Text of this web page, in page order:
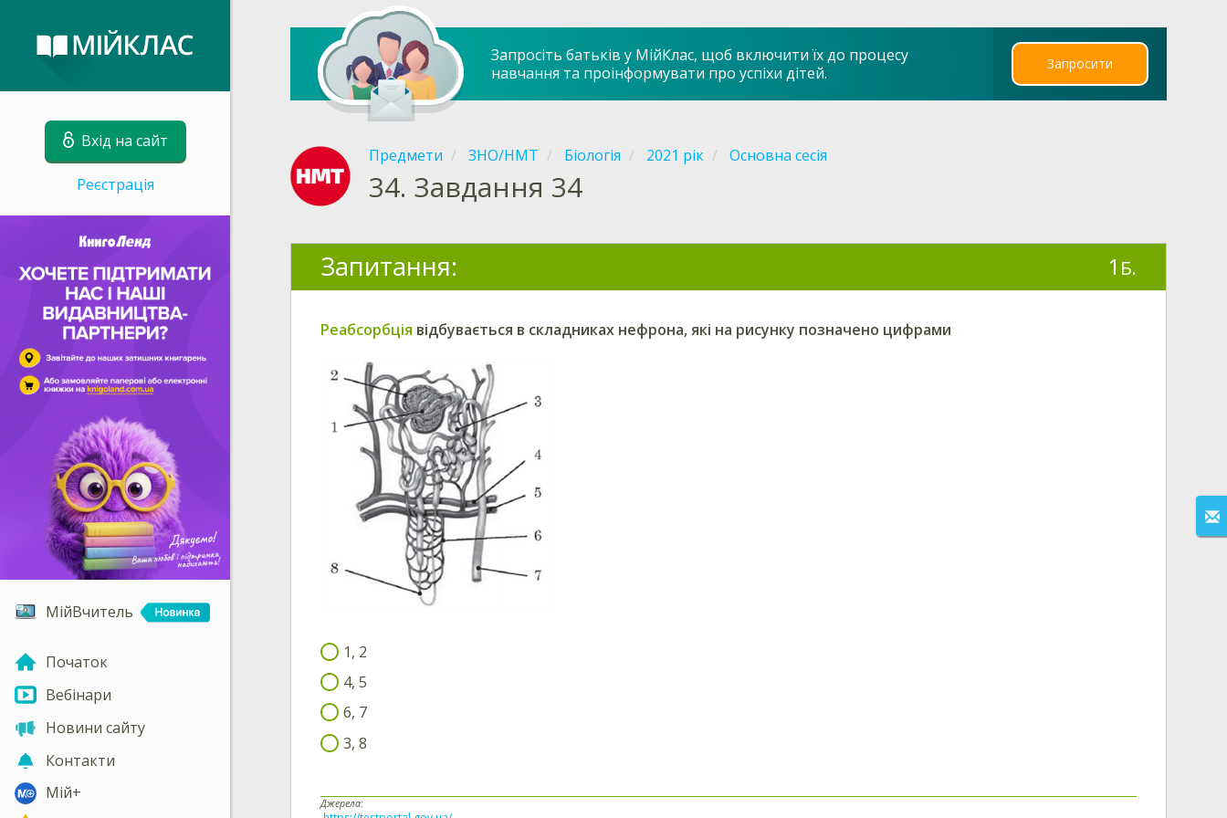
Вхід на сайт
Реєстрація
МійВчитель
Початок
Вебінари
Новини сайту
Контакти
Мій+
Запросіть батьків у МійКлас, щоб включити їх до процесу
навчання та проінформувати про успіхи дітей.
Запросити
Предмети ЗНО/НМТ Біологія 2021 рік Основна сесія
34. Завдання 34
Запитання: 1 Б.
Реабсорбція відбувається в складниках нефрона, які на рисунку позначено цифрами
1, 2
4, 5
6, 7
3, 8
Джерела: